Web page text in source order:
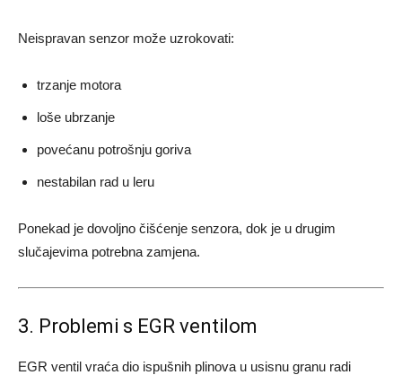
Neispravan senzor može uzrokovati:
trzanje motora
loše ubrzanje
povećanu potrošnju goriva
nestabilan rad u leru
Ponekad je dovoljno čišćenje senzora, dok je u drugim
slučajevima potrebna zamjena.
3. Problemi s EGR ventilom
EGR ventil vraća dio ispušnih plinova u usisnu granu radi